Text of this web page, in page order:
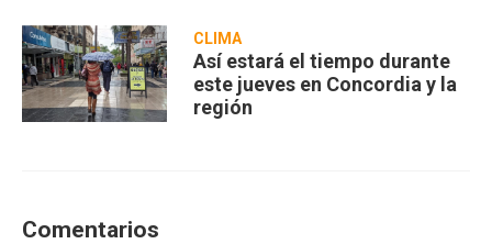
CLIMA
Así estará el tiempo durante
este jueves en Concordia y la
región
Comentarios